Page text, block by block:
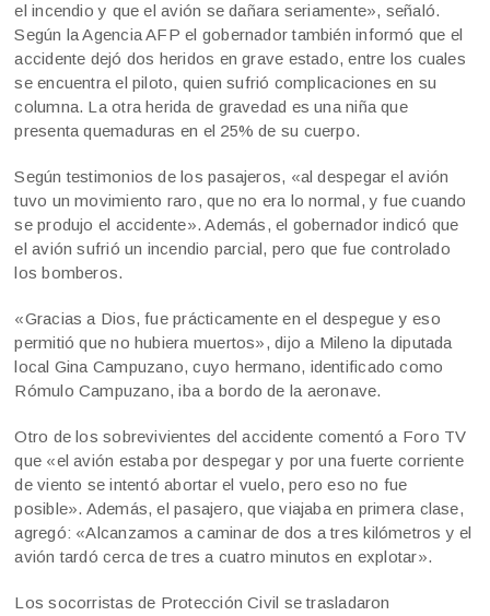
el incendio y que el avión se dañara seriamente», señaló.
Según la Agencia AFP el gobernador también informó que el
accidente dejó dos heridos en grave estado, entre los cuales
se encuentra el piloto, quien sufrió complicaciones en su
columna. La otra herida de gravedad es una niña que
presenta quemaduras en el 25% de su cuerpo.
Según testimonios de los pasajeros, «al despegar el avión
tuvo un movimiento raro, que no era lo normal, y fue cuando
se produjo el accidente». Además, el gobernador indicó que
el avión sufrió un incendio parcial, pero que fue controlado
los bomberos.
«Gracias a Dios, fue prácticamente en el despegue y eso
permitió que no hubiera muertos», dijo a Mileno la diputada
local Gina Campuzano, cuyo hermano, identificado como
Rómulo Campuzano, iba a bordo de la aeronave.
Otro de los sobrevivientes del accidente comentó a Foro TV
que «el avión estaba por despegar y por una fuerte corriente
de viento se intentó abortar el vuelo, pero eso no fue
posible». Además, el pasajero, que viajaba en primera clase,
agregó: «Alcanzamos a caminar de dos a tres kilómetros y el
avión tardó cerca de tres a cuatro minutos en explotar».
Los socorristas de Protección Civil se trasladaron